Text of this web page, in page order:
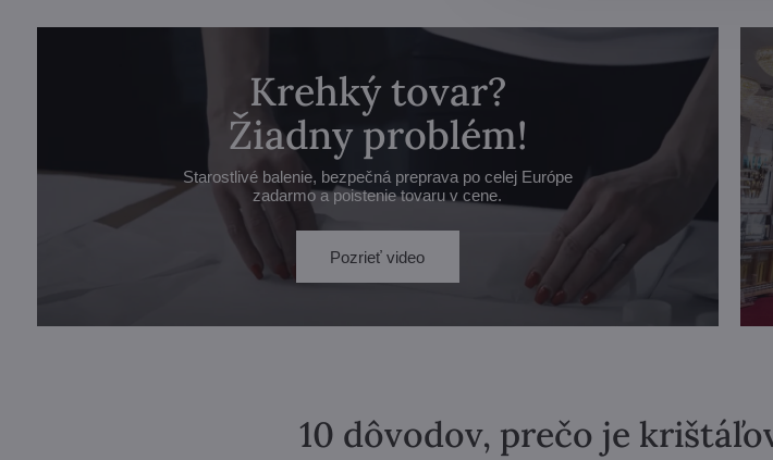
Krehký tovar?
Žiadny problém!
Starostlivé balenie, bezpečná preprava po celej Európe
zadarmo a poistenie tovaru v cene.
Pozrieť video
10 dôvodov, prečo je